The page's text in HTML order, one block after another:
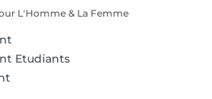
& Bien-être Pour L'Homme & La Femme
Etudiants